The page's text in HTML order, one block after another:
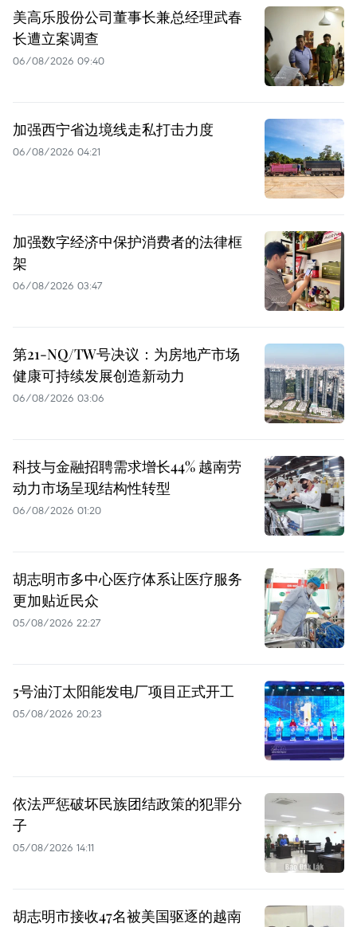
美高乐股份公司董事长兼总经理武春
长遭立案调查
06/08/2026 09:40
加强西宁省边境线走私打击力度
06/08/2026 04:21
加强数字经济中保护消费者的法律框
架
06/08/2026 03:47
第21-NQ/TW号决议：为房地产市场
健康可持续发展创造新动力
06/08/2026 03:06
科技与金融招聘需求增长44% 越南劳
动力市场呈现结构性转型
06/08/2026 01:20
胡志明市多中心医疗体系让医疗服务
更加贴近民众
05/08/2026 22:27
5号油汀太阳能发电厂项目正式开工
05/08/2026 20:23
依法严惩破坏民族团结政策的犯罪分
子
05/08/2026 14:11
胡志明市接收47名被美国驱逐的越南